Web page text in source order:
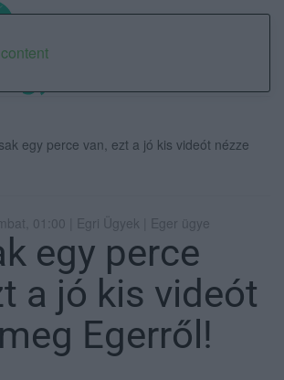
egy perce van, ezt a jó kis videót nézze
01:00 | Egri Ügyek | Eger ügye
egy perce
a jó kis videót
Egerről!